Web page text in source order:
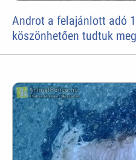
Androt a felajánlott adó
köszönhetően tudtuk